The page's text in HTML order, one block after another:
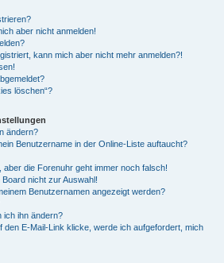
aber nicht anmelden!
kann mich aber nicht mehr anmelden?!
löschen“?
ändern?
Benutzername in der Online-Liste auftaucht?
aber die Forenuhr geht immer noch falsch!
nicht zur Auswahl!
Benutzernamen angezeigt werden?
ich ihn ändern?
den E-Mail-Link klicke, werde ich aufgefordert, mich